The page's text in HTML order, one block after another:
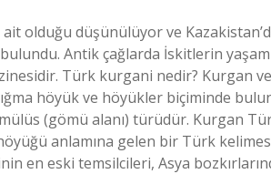
olduğu düşünülüyor ve
Antik çağlarda İskitlerin
Türk kurgani nedir? Kurgan
höyük ve höyükler biçiminde
(gömü alanı) türüdür. Kurgan
anlamına gelen bir Türk
en eski temsilcileri, Asya